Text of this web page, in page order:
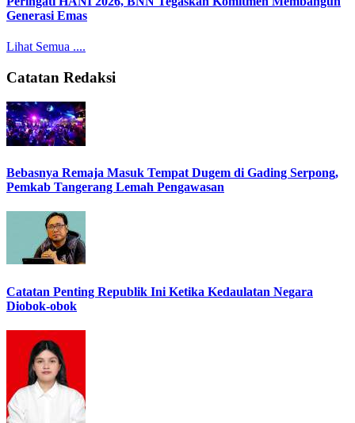
Generasi Emas
Lihat Semua ....
Catatan Redaksi
Bebasnya Remaja Masuk Tempat Dugem di Gading Serpong,
Pemkab Tangerang Lemah Pengawasan
Catatan Penting Republik Ini Ketika Kedaulatan Negara
Diobok-obok